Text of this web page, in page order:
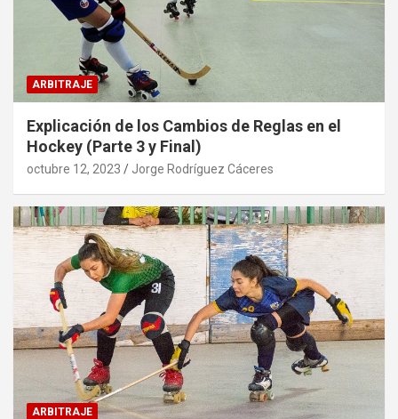
ARBITRAJE
Explicación de los Cambios de Reglas en el
Hockey (Parte 3 y Final)
octubre 12, 2023 Jorge Rodríguez Cáceres
ARBITRAJE